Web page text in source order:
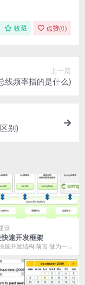
收藏 点赞(0)
上一篇
线频率指的是什么)
别)
设
速开发框架
速开发结构 前言 做为一个
无结构，...